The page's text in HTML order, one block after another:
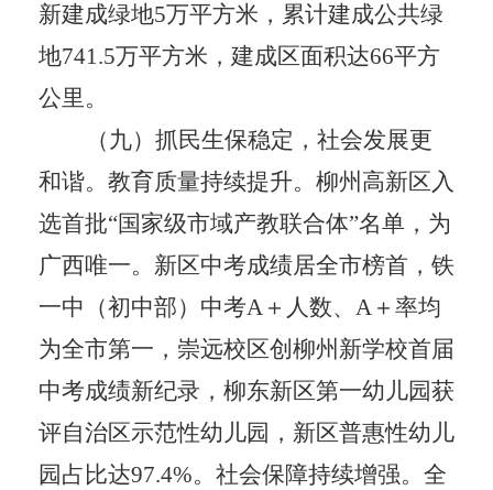
新建成绿地5万平方米，累计建成公共绿
地741.5万平方米，建成区面积达66平方
公里。
（九）抓民生保稳定，社会发展更
和谐。教育质量持续提升。 柳州高新区入
选首批“国家级市域产教联合体”名单，为
广西唯一。新区中考成绩居全市榜首，铁
一中（初中部）中考A ＋人数、 A ＋率均
为全市第一，崇远校区创柳州新学校首届
中考成绩新纪录，柳东新区第一幼儿园获
评自治区示范性幼儿园，新区普惠性幼儿
园占比达97.4%。社会保障持续增强。全